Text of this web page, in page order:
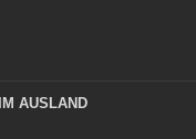
AUSLAND